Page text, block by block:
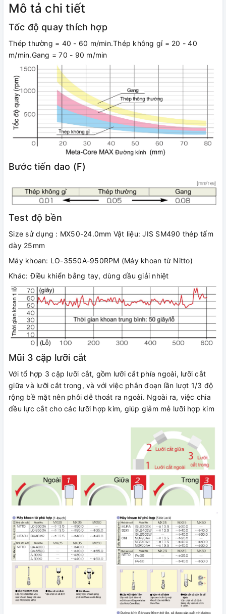
Mô tả chi tiết
Tốc độ quay thích hợp
Thép thường = 40 - 60 m/min.Thép không gỉ = 20 - 40
m/min.Gang = 70 - 90 m/min
Bước tiến dao (F)
Test độ bền
Size sử dụng : MX50-24.0mm Vật liệu: JIS SM490 thép tấm
dày 25mm
Máy khoan: LO-3550A-950RPM (Máy khoan từ Nitto)
Khác: Điều khiển bằng tay, dùng dầu giải nhiệt
Mũi 3 cặp lưỡi cắt
Với tổ hợp 3 cặp lưỡi cắt, gồm lưỡi cắt phía ngoài, lưỡi cắt
giữa và lưỡi cắt trong, và với việc phân đoạn lần lượt 1/3 độ
rộng bề mặt nên phôi dễ thoát ra ngoài. Ngoài ra, việc chia
đều lực cắt cho các lưỡi hợp kim, giúp giảm mẻ lưỡi hợp kim